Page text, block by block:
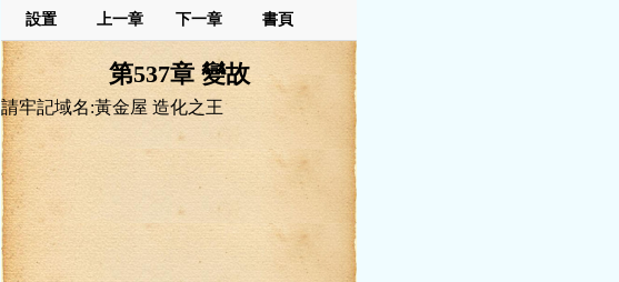
設置 上一章 下一章 書頁
第537章 變故
請牢記域名:黃金屋 造化之王